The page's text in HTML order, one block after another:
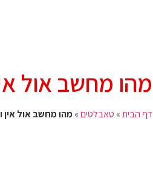
מהו מחשב אול
דף הבית» טאבלטים»מהו מחשב אול אין